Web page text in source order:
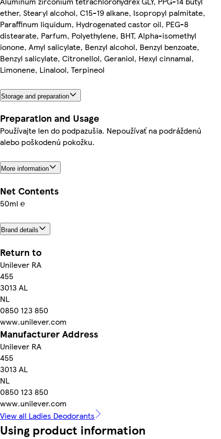
ether, Stearyl alcohol, C15-19 alkane, Isopropyl palmitate,
Paraffinum liquidum, Hydrogenated castor oil, PEG-8
distearate, Parfum, Polyethylene, BHT, Alpha-isomethyl
ionone, Amyl salicylate, Benzyl alcohol, Benzyl benzoate,
Benzyl salicylate, Citronellol, Geraniol, Hexyl cinnamal,
Limonene, Linalool, Terpineol
Storage and preparation
Preparation and Usage
Používajte len do podpazušia. Nepoužívať na podráždenú
alebo poškodenú pokožku.
More information
Net Contents
50ml ℮
Brand details
Return to
Unilever RA
455
3013 AL
NL
0850 123 850
www.unilever.com
Manufacturer Address
Unilever RA
455
3013 AL
NL
0850 123 850
www.unilever.com
View all Ladies Deodorants
Using product information